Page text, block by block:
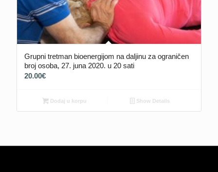
Grupni tretman bioenergijom na daljinu za ograničen
broj osoba, 27. juna 2020. u 20 sati
20.00€
Dodaj u korpu Show Details